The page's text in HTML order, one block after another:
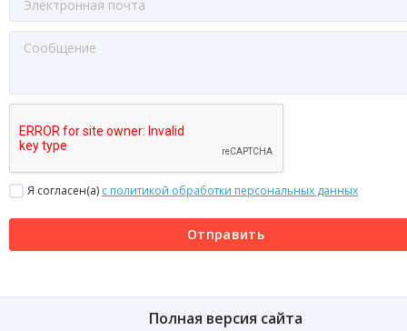
Я согласен(a) с политикой обработки персональных данных
Отправить
Полная версия сайта